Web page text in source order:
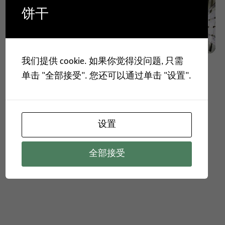
饼干
我们提供 cookie. 如果你觉得没问题, 只需
单击 "全部接受". 您还可以通过单击 "设置".
设置
全部接受